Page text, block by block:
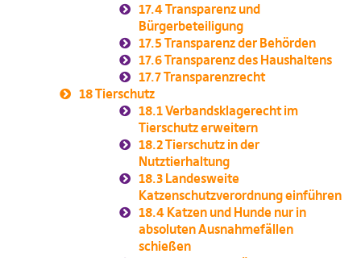
17.4Transparenz und
Bürgerbeteiligung
17.5 Transparenz der Behörden
17.6Transparenz des Haushaltens
17.7Transparenzrecht
18Tierschutz
18.1Verbandsklagerecht im
Tierschutz erweitern
18.2Tierschutz in der
Nutztierhaltung
18.3 Landesweite
Katzenschutzverordnung einführen
18.4 Katzen und Hunde nur in
absoluten Ausnahmefällen
schießen